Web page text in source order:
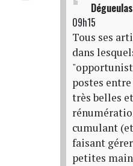
09h15
Tous ses
dans
postes
très belles
cumulant
faisant
petites